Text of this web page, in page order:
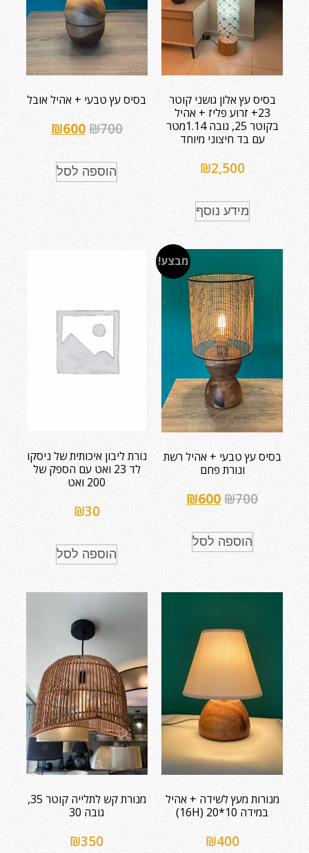
בסיס עץ אלון גושני קוטר
23+ זרוע פליז + אהיל
בקוטר 25, גובה 1.14מטר
עם בד חיצוני מיוחד
₪2,500
מידע נוסף
בסיס עץ טבעי + אהיל אובל
₪700
₪600
הוספה לסל
מבצע!
בסיס עץ טבעי + אהיל רשת
ונורת פחם
₪700
₪600
הוספה לסל
נורת ליבון איכותית של ניסקו
לד 23 ואט עם הספק של
200 ואט
₪30
הוספה לסל
מנורות מעץ לשידה + אהיל
במידה 10*20 (16H)
₪400
מנורת קש לתלייה קוטר 35,
גובה 30
₪350